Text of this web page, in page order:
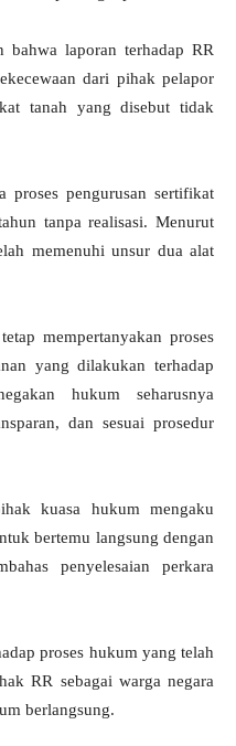
bahwa laporan terhadap RR
dari pihak pelapor
tanah yang disebut tidak
proses pengurusan sertifikat
tanpa realisasi. Menurut
memenuhi unsur dua alat
mempertanyakan proses
yang dilakukan terhadap
hukum seharusnya
dan sesuai prosedur
kuasa hukum mengaku
bertemu langsung dengan
penyelesaian perkara
proses hukum yang telah
RR sebagai warga negara
berlangsung.